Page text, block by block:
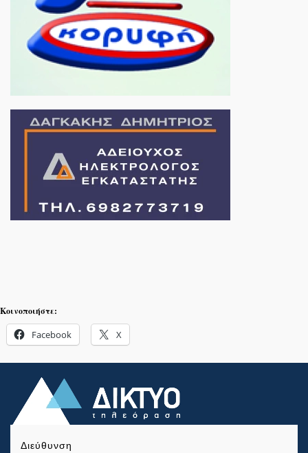
Κοινοποιήστε:
Facebook X
Διεύθυνση